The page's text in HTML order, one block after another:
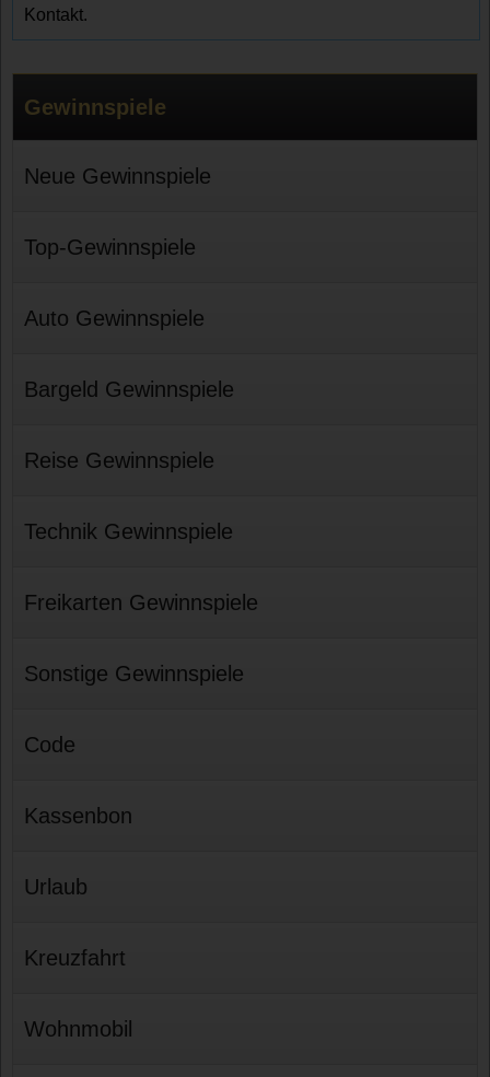
Kontakt.
Gewinnspiele
Neue Gewinnspiele
Top-Gewinnspiele
Auto Gewinnspiele
Bargeld Gewinnspiele
Reise Gewinnspiele
Technik Gewinnspiele
Freikarten Gewinnspiele
Sonstige Gewinnspiele
Code
Kassenbon
Urlaub
Kreuzfahrt
Wohnmobil